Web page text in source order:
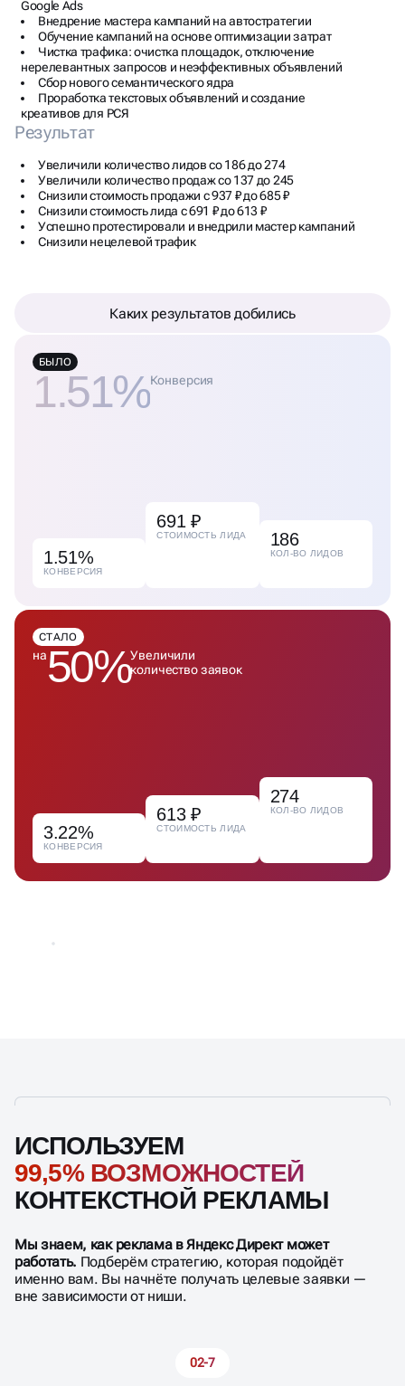
Google Ads
Внедрение мастера кампаний на автостратегии
Обучение кампаний на основе оптимизации затрат
Чистка трафика: очистка площадок, отключение
нерелевантных запросов и неэффективных объявлений
Сбор нового семантического ядра
Проработка текстовых объявлений и создание
креативов для РСЯ
Результат
Увеличили количество лидов со 186 до 274
Увеличили количество продаж со 137 до 245
Снизили стоимость продажи с 937 ₽ до 685 ₽
Снизили стоимость лида с 691 ₽ до 613 ₽
Успешно протестировали и внедрили мастер кампаний
Снизили нецелевой трафик
Каких результатов добились
БЫЛО
1.51%Конверсия
1.51%
КОНВЕРСИЯ
691 ₽
СТОИМОСТЬ ЛИДА 186
КОЛ-ВО ЛИДОВ
СТАЛО
на50%Увеличили
количество заявок
3.22%
КОНВЕРСИЯ
613 ₽
СТОИМОСТЬ ЛИДА
274
КОЛ-ВО ЛИДОВ
ИСПОЛЬЗУЕМ
99,5% ВОЗМОЖНОСТЕЙ
КОНТЕКСТНОЙ РЕКЛАМЫ
Мы знаем, как реклама в Яндекс Директ может
работать. Подберём стратегию, которая подойдёт
именно вам. Вы начнёте получать целевые заявки —
вне зависимости от ниши.
02-7